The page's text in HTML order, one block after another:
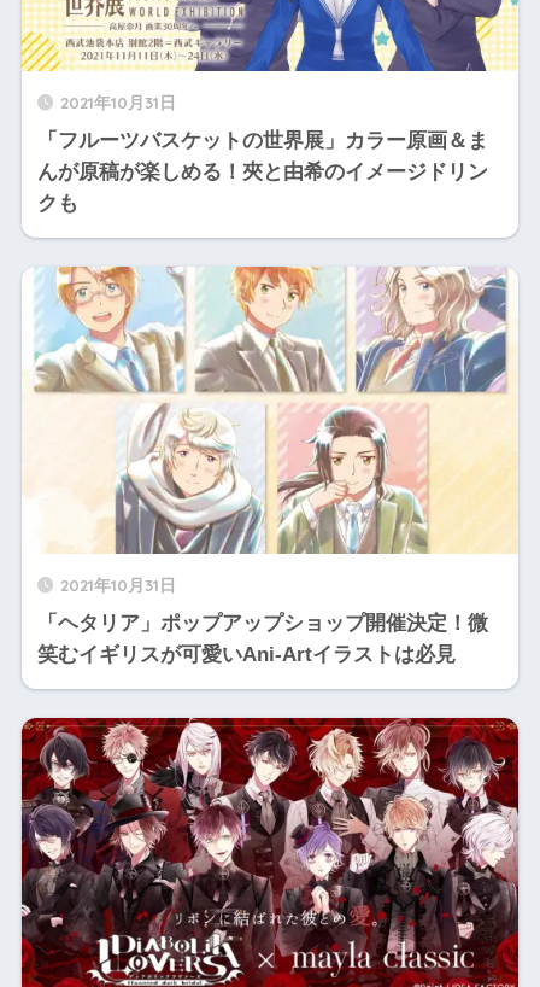
2021年10月31日
「フルーツバスケットの世界展」カラー原画＆ま
んが原稿が楽しめる！夾と由希のイメージドリン
クも
2021年10月31日
「ヘタリア」ポップアップショップ開催決定！微
笑むイギリスが可愛いAni-Artイラストは必見